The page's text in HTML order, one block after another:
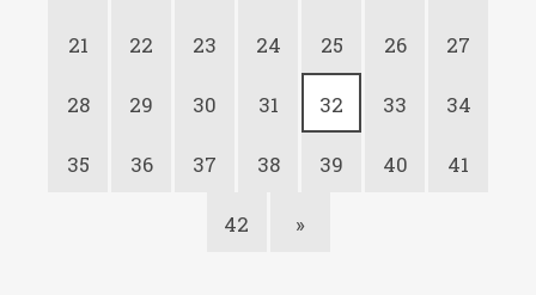
21 22 23 24 25 26 27
28 29 30 31 32 33 34
35 36 37 38 39 40 41
42 »